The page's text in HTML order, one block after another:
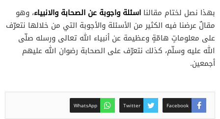
بهذا نصل لختام مقالنا اسئلة واجوبة عن الصحابة والانبياء، وهو
مقالٌ عرضنا فيه الكثير من الأسئلة والأجوبة التي من خلالها نتعرّف
على معلوماتٍ هامّةٍ وعظيمة عن أنبياء الله تعالى ورسله صلّى
الله عليه وسلّم، كذلك نتعرّف على الصحابة رضوان الله عليهم
أجمعين.
Facebook
Twitter
WhatsApp